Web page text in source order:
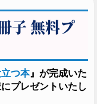
子 無料プ
つ本』が完成いた
プレゼントいたし